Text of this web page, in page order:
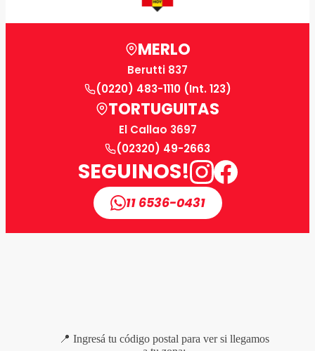
MERLO
Berutti 837
(0220) 483-1110 (Int. 123)
TORTUGUITAS
El Callao 3697
(02320) 49-2663
SEGUINOS!
11 6536-0431
📍 Ingresá tu código postal para ver si llegamos